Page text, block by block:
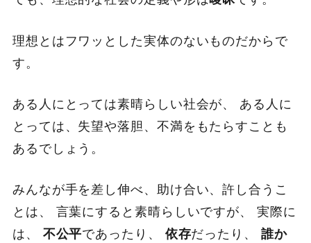
理想とはフワッとした実体のないものだからで
す。
ある人にとっては素晴らしい社会が、 ある人に
とっては、失望や落胆、不満をもたらすことも
あるでしょう。
みんなが手を差し伸べ、助け合い、許し合うこ
とは、 言葉にすると素晴らしいですが、 実際に
は、 不公平であったり、 依存だったり、 誰か